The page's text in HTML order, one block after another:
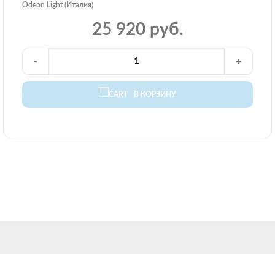
Odeon Light (Италия)
25 920 руб.
В КОРЗИНУ
- +